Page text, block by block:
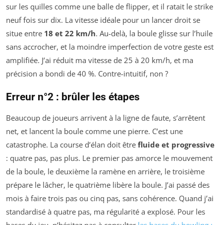
sur les quilles comme une balle de flipper, et il ratait le strike
neuf fois sur dix. La vitesse idéale pour un lancer droit se
situe entre 18 et 22 km/h. Au-delà, la boule glisse sur l’huile
sans accrocher, et la moindre imperfection de votre geste est
amplifiée. J’ai réduit ma vitesse de 25 à 20 km/h, et ma
précision a bondi de 40 %. Contre-intuitif, non ?
Erreur n°2 : brûler les étapes
Beaucoup de joueurs arrivent à la ligne de faute, s’arrêtent
net, et lancent la boule comme une pierre. C’est une
catastrophe. La course d’élan doit être fluide et progressive
: quatre pas, pas plus. Le premier pas amorce le mouvement
de la boule, le deuxième la ramène en arrière, le troisième
prépare le lâcher, le quatrième libère la boule. J’ai passé des
mois à faire trois pas ou cinq pas, sans cohérence. Quand j’ai
standardisé à quatre pas, ma régularité a explosé. Pour les